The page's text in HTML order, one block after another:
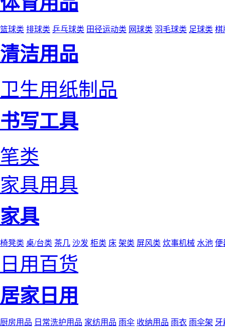
篮球类 排球类 乒乓球类 田径运动类 网球类 羽毛球类 足球类 棋
清洁用品
卫生用纸制品
书写工具
笔类
家具用具
家具
椅凳类 桌/台类 茶几 沙发 柜类 床 架类 屏风类 炊事机械 水池 便
日用百货
居家日用
厨房用品 日常洗护用品 家纺用品 雨伞 收纳用品 雨衣 雨伞架 牙